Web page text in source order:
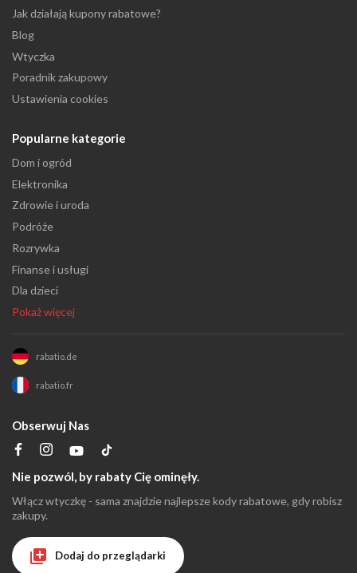
Jak działają kupony rabatowe?
Blog
Wtyczka
Poradnik zakupowy
Ustawienia cookies
Popularne kategorie
Dom i ogród
Elektronika
Zdrowie i uroda
Podróże
Rozrywka
Finanse i usługi
Dla dzieci
Pokaż więcej
rabatio.de
rabatio.fr
Obserwuj Nas
Nie pozwól, by rabaty Cię ominęły.
Włącz wtyczkę - sama znajdzie najlepsze kody rabatowe, gdy robisz
zakupy.
Dodaj do przeglądarki